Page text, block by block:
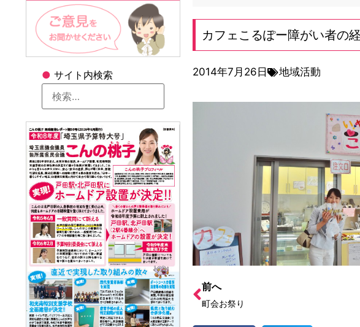
● サイト内検索
カフェこるぽー障がい者の
2014年7月26日 地域活動
前へ
町会お祭り